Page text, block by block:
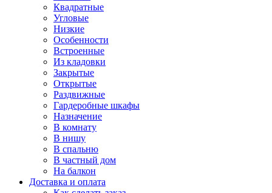
Квадратные
Угловые
Низкие
Особенности
Встроенные
Из кладовки
Закрытые
Открытые
Раздвижные
Гардеробные шкафы
Назначение
В комнату
В нишу
В спальню
В частный дом
На балкон
Доставка и оплата